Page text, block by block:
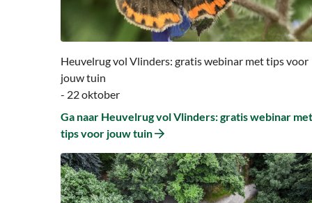
Heuvelrug vol Vlinders: gratis webinar met tips voor
jouw tuin
- 22 oktober
Ga naar Heuvelrug vol Vlinders: gratis webinar met
tips voor jouw tuin
gratis
webinar
voor
tuin
Ga
naar
Ga